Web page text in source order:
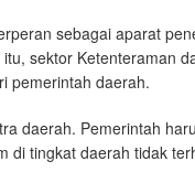
sebagai aparat
sektor Ketenteraman
pemerintah daerah.
daerah. Pemerintah
di tingkat daerah tidak